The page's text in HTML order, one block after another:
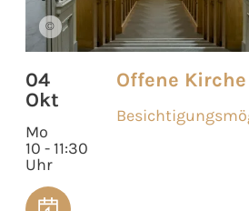
©
04
Okt
Mo
10 - 11:30
Uhr
Offene Kirche